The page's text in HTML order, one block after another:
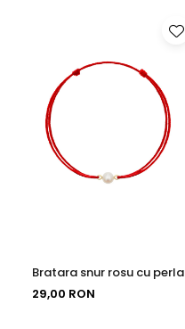
Bratara snur rosu cu perla
29,00 RON